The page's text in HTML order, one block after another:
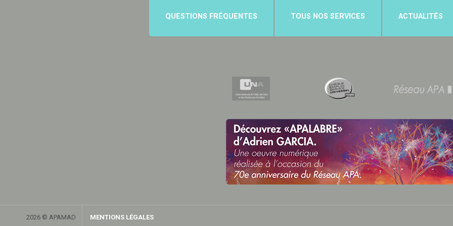
QUESTIONS FRÉQUENTES TOUS NOS SERVICES ACTUALITÉS
2026 © APAMAD MENTIONS LÉGALES